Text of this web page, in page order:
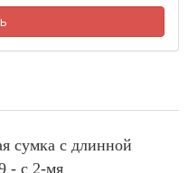
сумка с длинной
- с 2-мя